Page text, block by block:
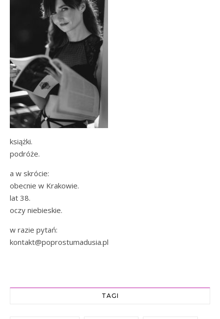
książki.
podróże.
a w skrócie:
obecnie w Krakowie.
lat 38.
oczy niebieskie.
w razie pytań:
kontakt@poprostumadusia.pl
TAGI